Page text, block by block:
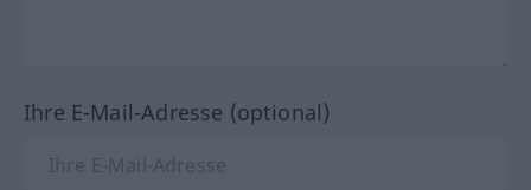
Ihre E-Mail-Adresse (optional)